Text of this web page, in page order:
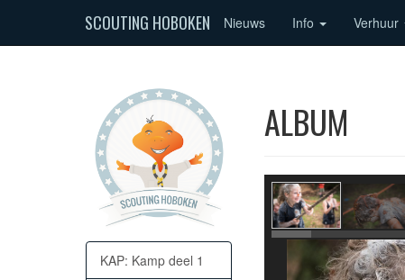
SCOUTING HOBOKEN Nieuws Info Verhuur
KAP: Kamp deel 1
ALBUM